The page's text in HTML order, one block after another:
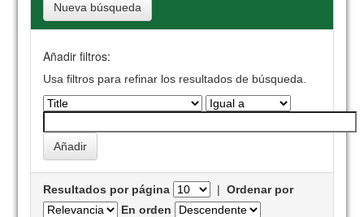
Nueva búsqueda
Añadir filtros:
Usa filtros para refinar los resultados de búsqueda.
Resultados por página |Ordenar por
En orden